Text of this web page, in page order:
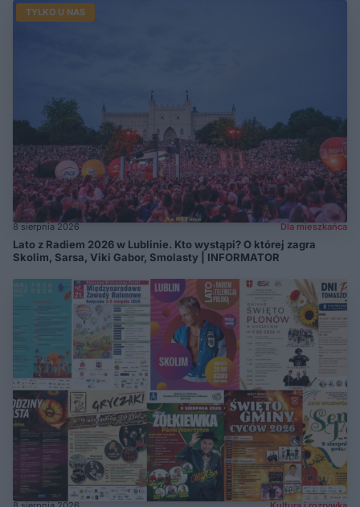
TYLKO U NAS
8 sierpnia 2026 Dla mieszkańca
Lato z Radiem 2026 w Lublinie. Kto wystąpi? O której zagra
Skolim, Sarsa, Viki Gabor, Smolasty | INFORMATOR